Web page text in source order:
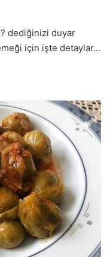
dediğinizi duyar
için işte detaylar…